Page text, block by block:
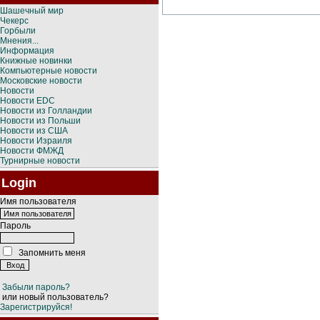
Шашечный мир
Чекерс
Горбыли
Мнения...
Информация
Книжные новинки
Компьютерные новости
Московские новости
Новости
Новости EDC
Новости из Голландии
Новости из Польши
Новости из США
Новости Израиля
Новости ФМЖД
Турнирные новости
Login
Имя пользователя
Пароль
Запомнить меня
Забыли пароль?
или новый пользователь?
Зарегистрируйся!